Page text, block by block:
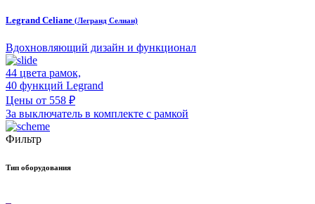
Legrand Celiane (Легранд Селиан)
Вдохновляющий дизайн и функционал
44 цвета рамок,
40 функций Legrand
Цены от 558 ₽
За выключатель в комплекте с рамкой
Фильтр
Тип оборудования